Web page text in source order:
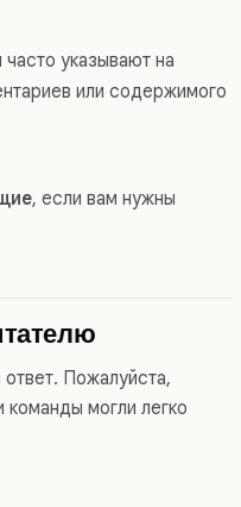
указывают на
или содержимого
, если вам нужны
ответ. Пожалуйста,
команды могли легко